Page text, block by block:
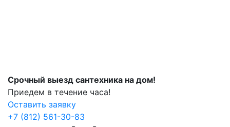
Срочный выезд сантехника на дом!
Приедем в течение часа!
Оставить заявку
+7 (812) 561-30-83